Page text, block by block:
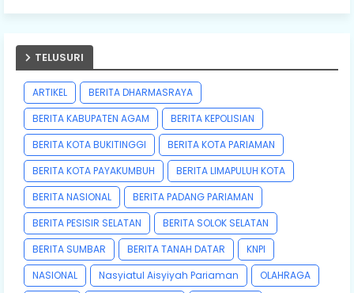
TELUSURI
ARTIKEL
BERITA DHARMASRAYA
BERITA KABUPATEN AGAM
BERITA KEPOLISIAN
BERITA KOTA BUKITINGGI
BERITA KOTA PARIAMAN
BERITA KOTA PAYAKUMBUH
BERITA LIMAPULUH KOTA
BERITA NASIONAL
BERITA PADANG PARIAMAN
BERITA PESISIR SELATAN
BERITA SOLOK SELATAN
BERITA SUMBAR
BERITA TANAH DATAR
KNPI
NASIONAL
Nasyiatul Aisyiyah Pariaman
OLAHRAGA